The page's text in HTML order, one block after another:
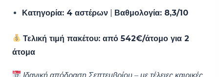
Κατηγορία: 4 αστέρων Βαθμολογία: 8,3/10
Τελική τιμή πακέτου: από 542€/άτομο για 2
άτομα